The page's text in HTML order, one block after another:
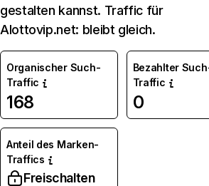
gestalten kannst. Traffic für
Alottovip.net: bleibt gleich.
Organischer Such-
Traffic
168
Bezahlter
Traffic
0
Anteil des Marken-
Traffics
Freischalten